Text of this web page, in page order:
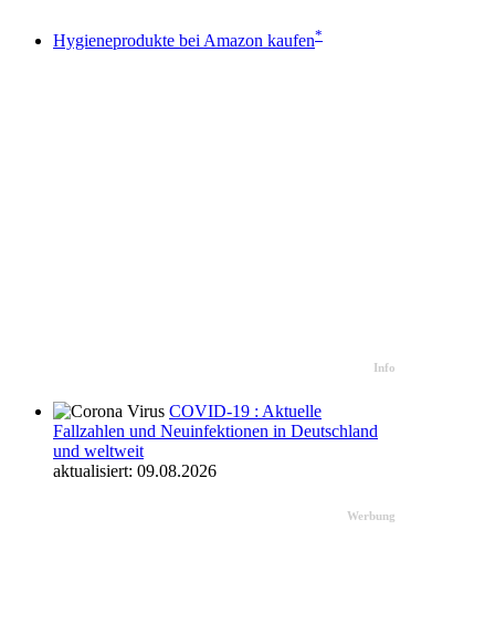
Hygieneprodukte bei Amazon kaufen*
Info
COVID-19 : Aktuelle
Fallzahlen und Neuinfektionen in Deutschland
und weltweit
aktualisiert: 09.08.2026
Werbung